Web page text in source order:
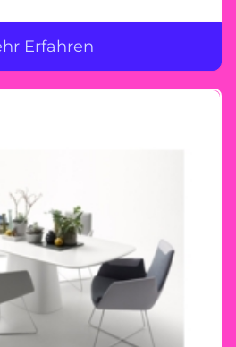
Erfahren